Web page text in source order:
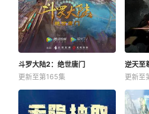
斗罗大陆2：绝世唐门
更新至第165集
逆天至
更新至